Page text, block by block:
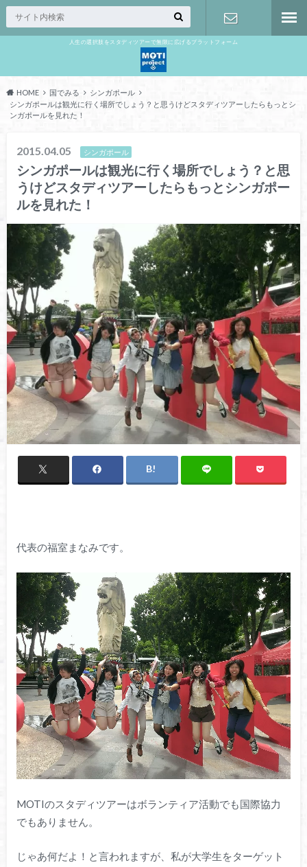
人生の選択肢をスタディツアーで無限に広げるプラットフォーム
HOME 国でみる
シンガポール
シンガポールは観光に行く場所でしょう？と思うけどスタディツアーしたらもっとシ
ンガポールを見れた！
2015.04.05 シンガポール
シンガポールは観光に行く場所でしょう？と思
うけどスタディツアーしたらもっとシンガポー
ルを見れた！
代表の福室まなみです。
MOTIのスタディツアーはボランティア活動でも国際協力
でもありません。
じゃあ何だよ！と言われますが、私が大学生をターゲット